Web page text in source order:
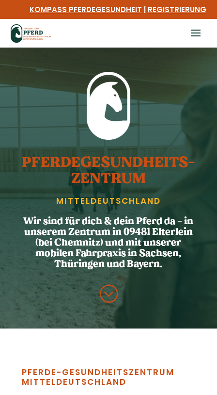
KOMPASS PFERDEGESUNDHEIT REGISTRIERUNG
PFERDE­GESUNDHEITS­
ZENTRUM
MITTEL­DEUTSCHLAND
Wir sind für dich & dein Pferd da – in
unserem Zentrum in 09481 Elterlein
(bei Chemnitz) und mit unserer
mobilen Fahrpraxis in Sachsen,
Thüringen und Bayern.
;
PFERDE-GESUNDHEITS­ZENTRUM
MITTEL­DEUTSCHLAND